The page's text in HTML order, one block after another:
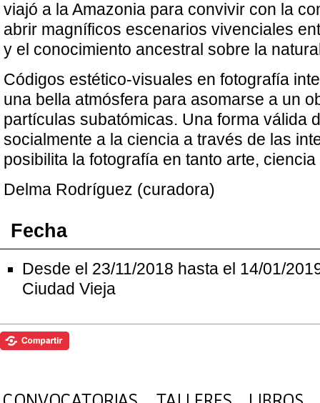
viajó a la Amazonia para convivir con la
abrir magníficos escenarios vivenciales
y el conocimiento ancestral sobre la
Códigos estético-visuales en fotografía
una bella atmósfera para asomarse a un
partículas subatómicas. Una forma válida
socialmente a la ciencia a través de las
posibilita la fotografía en tanto arte,
Delma Rodríguez (curadora)
Fecha
Desde el 23/11/2018 hasta el 14/01/
Ciudad Vieja